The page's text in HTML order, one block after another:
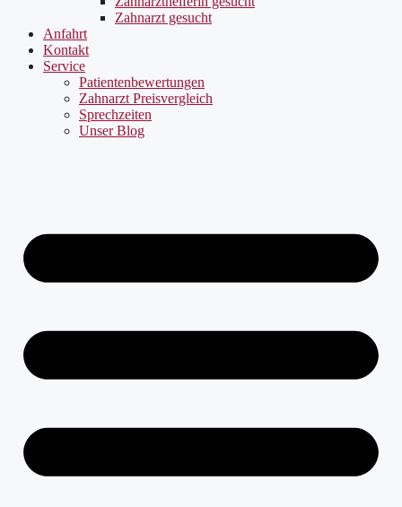
Zahnarzt gesucht
Anfahrt
Kontakt
Service
Patientenbewertungen
Zahnarzt Preisvergleich
Sprechzeiten
Unser Blog